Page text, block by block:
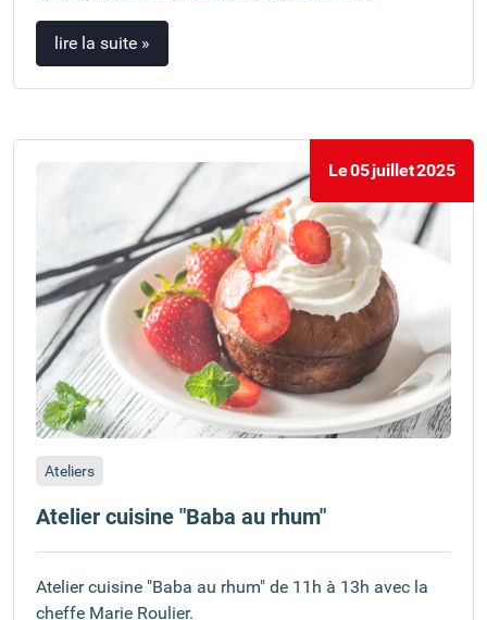
lire la suite »
Le05juillet2025
Ateliers
Atelier cuisine "Baba au rhum"
Atelier cuisine "Baba au rhum" de 11h à 13h avec la
cheffe Marie Roulier.